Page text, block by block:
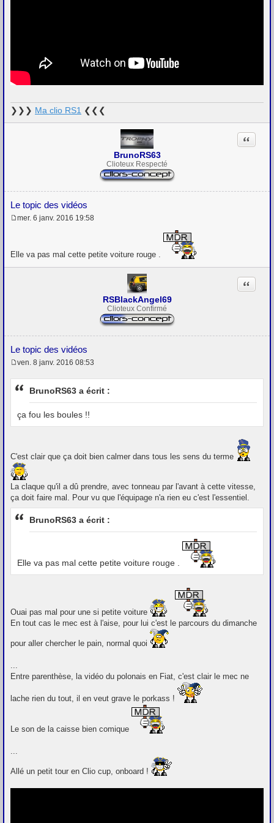
❯❯❯ Ma clio RS1 ❮❮❮
BrunoRS63
Clioteux Respecté
Le topic des vidéos
Citation
s
a
g
mer. 6 janv. 2016 19:58
Elle va pas mal cette petite voiture rouge .
RSBlackAngel69
Clioteux Confirmé
Le topic des vidéos
Citation
e
s
g
e
ven. 8 janv. 2016 08:53
BrunoRS63 a écrit :
ça fou les boules !!
C'est clair que ça doit bien calmer dans tous les sens du terme
La claque qu'il a dû prendre, avec tonneau par l'avant à cette vitesse,
ça doit faire mal. Pour vu que l'équipage n'a rien eu c'est l'essentiel.
BrunoRS63 a écrit :
Elle va pas mal cette petite voiture rouge .
Ouai pas mal pour une si petite voiture
En tout cas le mec est à l'aise, pour lui c'est le parcours du dimanche
pour aller chercher le pain, normal quoi
Entre parenthèse, la vidéo du polonais en Fiat, c'est clair le mec ne
lache rien du tout, il en veut grave le porkass !
Le son de la caisse bien comique
Allé un petit tour en Clio cup, onboard !